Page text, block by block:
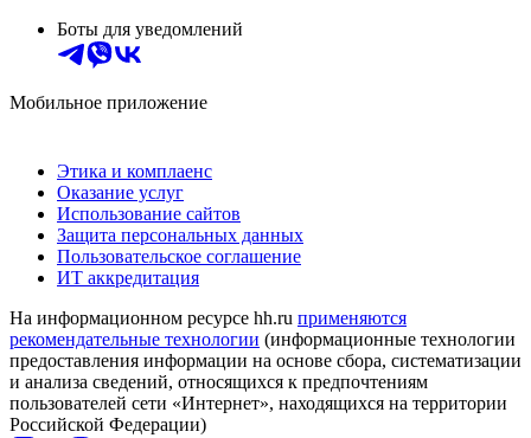
Боты для уведомлений
Мобильное приложение
Этика и комплаенс
Оказание услуг
Использование сайтов
Защита персональных данных
Пользовательское соглашение
ИТ аккредитация
На информационном ресурсе hh.ru применяются
рекомендательные технологии (информационные технологии
предоставления информации на основе сбора, систематизации
и анализа сведений, относящихся к предпочтениям
пользователей сети «Интернет», находящихся на территории
Российской Федерации)